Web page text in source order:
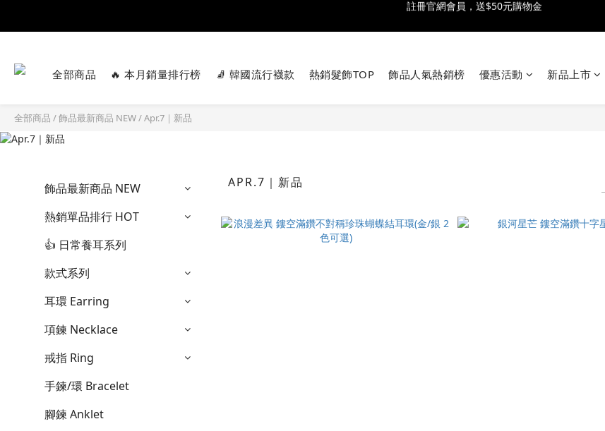
全館消費滿$2300 贈 ♡ 奶油泡芙化妝包 ♡
全館消費滿$2300 贈 ♡ 奶油泡芙化妝包 ♡
全館消費滿$2300 贈 ♡ 奶油泡芙化妝包 ♡
全部商品 🔥 本月銷量排行榜 🧦 韓國流行襪款 熱銷髮飾TOP 飾品人氣熱銷榜 優惠活動 新品上市
全部商品 /飾品最新商品 NEW/Apr.7｜新品
飾品最新商品 NEW
熱銷單品排行 HOT
👍️ 日常養耳系列
款式系列
耳環 Earring
項鍊 Necklace
戒指 Ring
手鍊/環 Bracelet
腳鍊 Anklet
APR.7｜新品